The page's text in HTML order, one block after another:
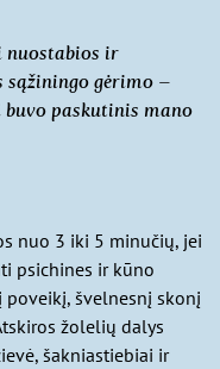
nuostabios ir
sąžiningo gėrimo –
paskutinis mano
nuo 3 iki 5 minučių, jei
psichines ir kūno
poveikį, švelnesnį skonį
žolelių dalys
šakniastiebiai ir